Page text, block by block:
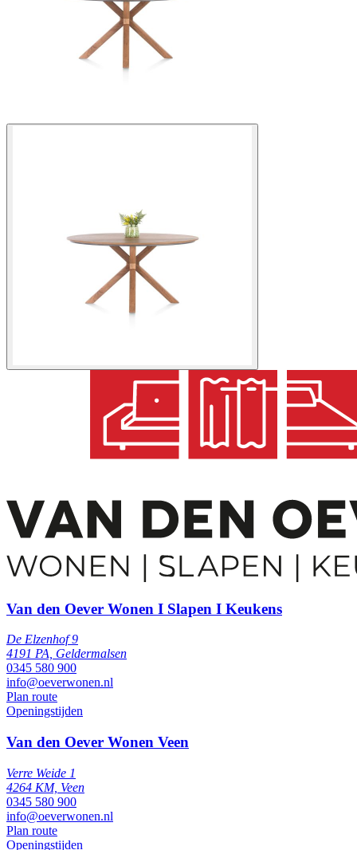
Van den Oever Wonen I Slapen I Keukens
De Elzenhof 9
4191 PA, Geldermalsen
0345 580 900
info@oeverwonen.nl
Plan route
Openingstijden
Van den Oever Wonen Veen
Verre Weide 1
4264 KM, Veen
0345 580 900
info@oeverwonen.nl
Plan route
Openingstijden